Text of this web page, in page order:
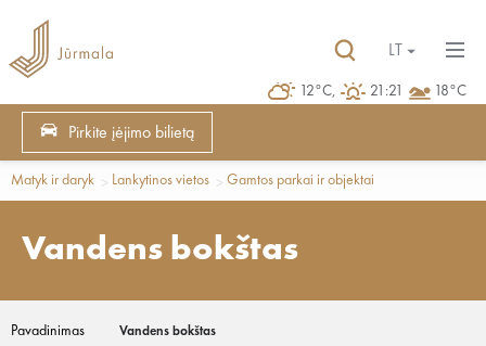
12°C, 21:21 18°C
LT
Pirkite įėjimo bilietą
Matyk ir daryk Lankytinos vietos Gamtos parkai ir objektai
Vandens bokštas
Pavadinimas Vandens bokštas